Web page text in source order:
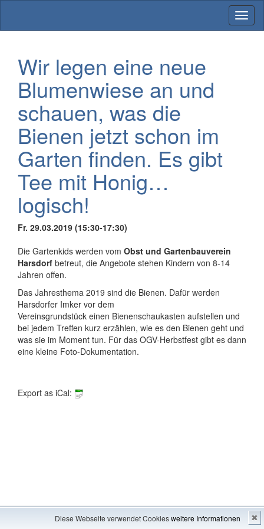
Diese Webseite verwendet Cookiesweitere Informationen ✖
Wir legen eine neue
Blumenwiese an und
schauen, was die
Bienen jetzt schon im
Garten finden. Es gibt
Tee mit Honig…
logisch!
Fr. 29.03.2019 (15:30-17:30)
Die Gartenkids werden vom Obst und Gartenbauverein
Harsdorf betreut, die Angebote stehen Kindern von 8-14
Jahren offen.
Das Jahresthema 2019 sind die Bienen. Dafür werden
Harsdorfer Imker vor dem
Vereinsgrundstück einen Bienenschaukasten aufstellen und
bei jedem Treffen kurz erzählen, wie es den Bienen geht und
was sie im Moment tun. Für das OGV-Herbstfest gibt es dann
eine kleine Foto-Dokumentation.
Export as iCal:
Impressum---Inhaltsverzeichnis